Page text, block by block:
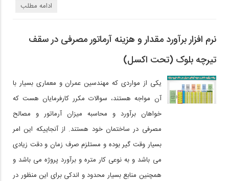
ادامه مطلب
نرم افزار برآورد مقدار و هزینه آرماتور مصرفی در سقف
تیرچه بلوک (تحت اکسل)
یکی از مواردی که مهندسین عمران و معماری بسیار با
آن مواجه هستند، سوالات مکرر کارفرمایان هست که
خواهان برآورد و محاسبه میزان آرماتور و مصالح
مصرفی در ساختمان خود هستند. از آنجاییکه این امر
بسیار وقت گیر بوده و مستلزم صرف زمان و دقت زیادی
می باشد و به نوعی کار متره و برآورد پروژه می باشد و
همچنین منابع بسیار محدود و اندکی برای این منظور در